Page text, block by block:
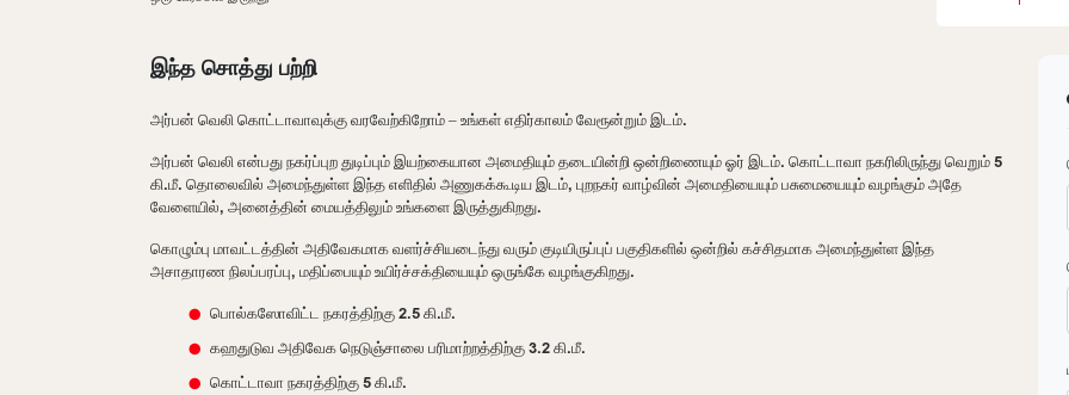
இந்த சொத்து பற்றி
அர்பன் வெலி கொட்டாவாவுக்கு வரவேற்கிறோம் – உங்கள் எதிர்காலம் வேரூன்றும் இடம்.
அர்பன் வெலி என்பது நகர்ப்புற துடிப்பும் இயற்கையான அமைதியும் தடையின்றி ஒன்றிணையும் ஓர் இடம். கொட்டாவா நகரிலிருந்து வெறும் 5
கி.மீ. தொலைவில் அமைந்துள்ள இந்த எளிதில் அணுகக்கூடிய இடம், புறநகர் வாழ்வின் அமைதியையும் பசுமையையும் வழங்கும் அதே
வேளையில், அனைத்தின் மையத்திலும் உங்களை இருத்துகிறது.
கொழும்பு மாவட்டத்தின் அதிவேகமாக வளர்ச்சியடைந்து வரும் குடியிருப்புப் பகுதிகளில் ஒன்றில் கச்சிதமாக அமைந்துள்ள இந்த
அசாதாரண நிலப்பரப்பு, மதிப்பையும் உயிர்ச்சக்தியையும் ஒருங்கே வழங்குகிறது.
பொல்கஸோவிட்ட நகரத்திற்கு 2.5 கி.மீ.
கஹதுடுவ அதிவேக நெடுஞ்சாலை பரிமாற்றத்திற்கு 3.2 கி.மீ.
கொட்டாவா நகரத்திற்கு 5 கி.மீ.